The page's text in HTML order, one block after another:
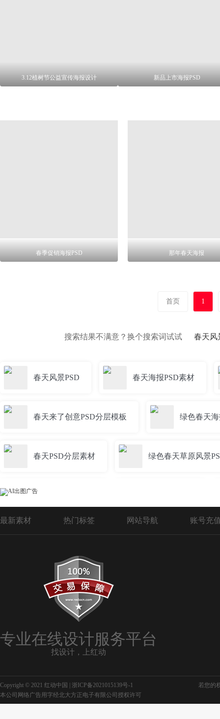
3.12植树节公益宣传海报设计 新品上市海报PSD
春季促销海报PSD 那年春天海报
首页 1
搜索结果不满意？换个搜索词试试 春天风
春天风景PSD 春天海报PSD素材
春天来了创意PSD分层模板 绿色春天
春天PSD分层素材 绿色春天草原风景
春天PSD海报模板
唯美春天PSD素材 春天海报背景psd
psd分层素材春天
春天psd海报
最新素材 热门标签 网站导航 账号充
专业在线设计服务平台
找设计，上红动
Copyright © 2021 红动中国 | 浙ICP备2021015139号-1
若您的
本公司网络广告用字经北大方正电子有限公司授权许可